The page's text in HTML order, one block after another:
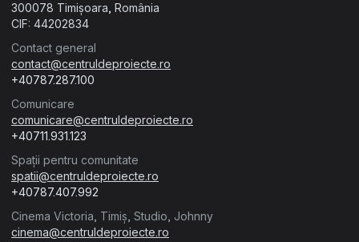
300078 Timișoara, România
CIF: 44202834
Contact general
contact@centruldeproiecte.ro
+40787.287.100
Comunicare
comunicare@centruldeproiecte.ro
+40711.931.123
Spații pentru comunitate
spatii@centruldeproiecte.ro
+40787.407.992
Cinema Victoria, Timiș, Studio, Johnny
cinema@centruldeproiecte.ro